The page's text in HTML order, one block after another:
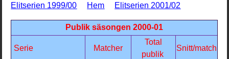
Elitserien 1999/00 Hem Elitserien 2001/02
Publik säsongen 2000-01
Serie Matcher
Total
publik
Snitt/match